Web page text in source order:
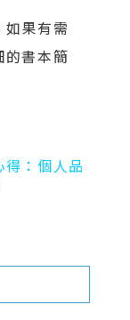
果有需
的書本簡
得：個人品